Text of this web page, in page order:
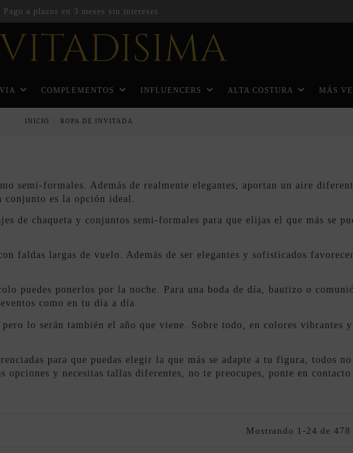
Pago a plazos en 3 meses sin intereses
COMPLEMENTOS INFLUENCERS ALTA COSTURA MÁS
INICIO ROPA DE INVITADA
semi-formales. Además de realmente elegantes, aportan un aire
es la opción ideal.
de chaqueta y conjuntos semi-formales para que elijas el que más se
faldas largas de vuelo. Además de ser elegantes y sofisticados
puedes ponerlos por la noche. Para una boda de día, bautizo o
como en tu día a día.
lo serán también el año que viene. Sobre todo, en colores vibrantes
para que puedas elegir la que más se adapte a tu figura, todos
opciones y necesitas tallas diferentes, no te preocupes, ponte en
Mostrando 1-24 de